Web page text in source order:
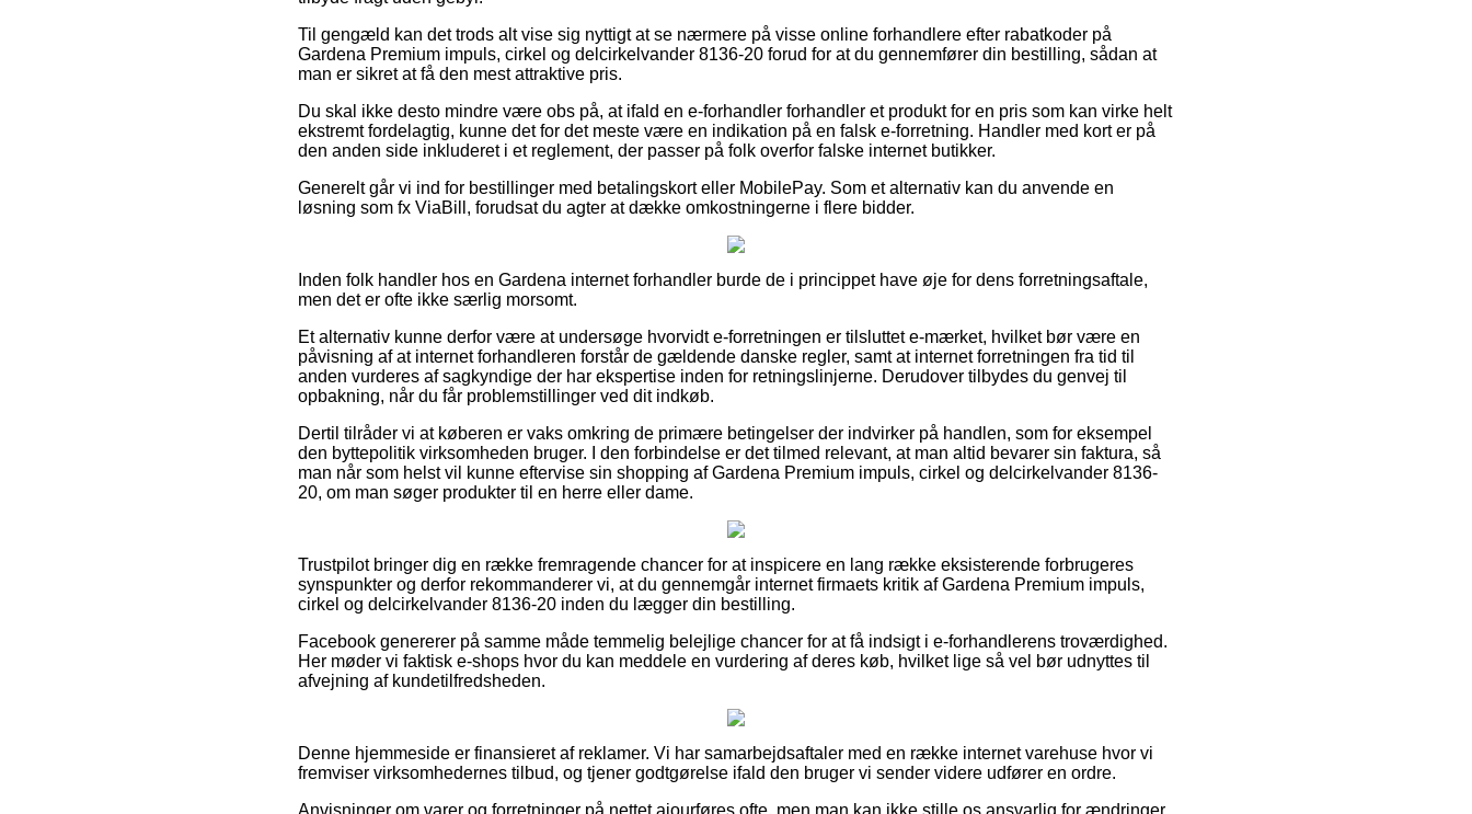
Til gengæld kan det trods alt vise sig nyttigt at se nærmere på visse online forhandlere efter rabatkoder på
Gardena Premium impuls, cirkel og delcirkelvander 8136-20 forud for at du gennemfører din bestilling, sådan at
man er sikret at få den mest attraktive pris.
Du skal ikke desto mindre være obs på, at ifald en e-forhandler forhandler et produkt for en pris som kan virke helt
ekstremt fordelagtig, kunne det for det meste være en indikation på en falsk e-forretning. Handler med kort er på
den anden side inkluderet i et reglement, der passer på folk overfor falske internet butikker.
Generelt går vi ind for bestillinger med betalingskort eller MobilePay. Som et alternativ kan du anvende en
løsning som fx ViaBill, forudsat du agter at dække omkostningerne i flere bidder.
Inden folk handler hos en Gardena internet forhandler burde de i princippet have øje for dens forretningsaftale,
men det er ofte ikke særlig morsomt.
Et alternativ kunne derfor være at undersøge hvorvidt e-forretningen er tilsluttet e-mærket, hvilket bør være en
påvisning af at internet forhandleren forstår de gældende danske regler, samt at internet forretningen fra tid til
anden vurderes af sagkyndige der har ekspertise inden for retningslinjerne. Derudover tilbydes du genvej til
opbakning, når du får problemstillinger ved dit indkøb.
Dertil tilråder vi at køberen er vaks omkring de primære betingelser der indvirker på handlen, som for eksempel
den byttepolitik virksomheden bruger. I den forbindelse er det tilmed relevant, at man altid bevarer sin faktura, så
man når som helst vil kunne eftervise sin shopping af Gardena Premium impuls, cirkel og delcirkelvander 8136-
20, om man søger produkter til en herre eller dame.
Trustpilot bringer dig en række fremragende chancer for at inspicere en lang række eksisterende forbrugeres
synspunkter og derfor rekommanderer vi, at du gennemgår internet firmaets kritik af Gardena Premium impuls,
cirkel og delcirkelvander 8136-20 inden du lægger din bestilling.
Facebook genererer på samme måde temmelig belejlige chancer for at få indsigt i e-forhandlerens troværdighed.
Her møder vi faktisk e-shops hvor du kan meddele en vurdering af deres køb, hvilket lige så vel bør udnyttes til
afvejning af kundetilfredsheden.
Denne hjemmeside er finansieret af reklamer. Vi har samarbejdsaftaler med en række internet varehuse hvor vi
fremviser virksomhedernes tilbud, og tjener godtgørelse ifald den bruger vi sender videre udfører en ordre.
Anvisninger om varer og forretninger på nettet ajourføres ofte, men man kan ikke stille os ansvarlig for ændringer